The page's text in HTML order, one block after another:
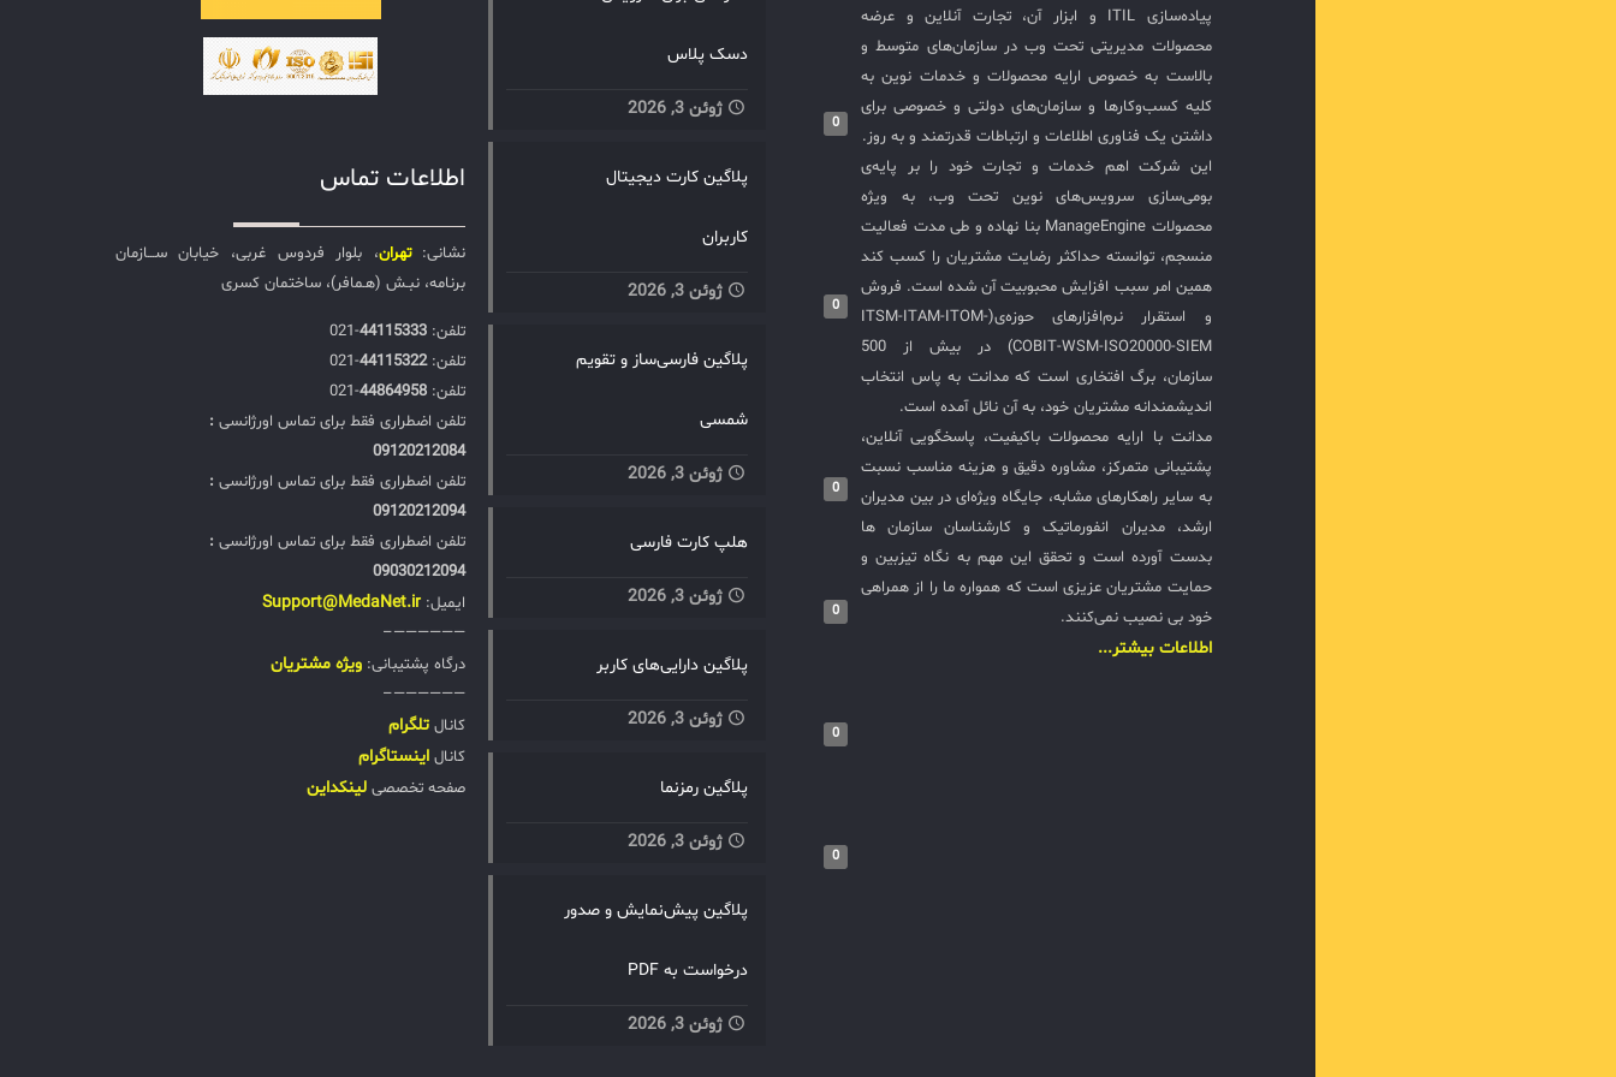
پیاده‌سازی ITIL و ابزار آن، تجارت آنلاین و عرضه
محصولات مدیریتی تحت وب در سازمان‌های متوسط و
بالاست به خصوص ارایه محصولات و خدمات نوین به
کلیه کسب‌وکارها و سازمان‌های دولتی و خصوصی برای
داشتن یک فناوری اطلاعات و ارتباطات قدرتمند و به روز.
این شرکت اهم خدمات و تجارت خود را بر پایه‌ی
بومی‌سازی سرویس‌های نوین تحت وب، به ویژه
محصولات ManageEngine بنا نهاده و طی مدت فعالیت
منسجم، توانسته حداکثر رضایت مشتریان را کسب کند
همین امر سبب افزایش محبوبیت آن شده است. فروش
و استقرار نرم‌افزارهای حوزه‌ی(ITSM-ITAM-ITOM-
COBIT-WSM-ISO20000-SIEM) در بیش از 500
سازمان، برگ افتخاری است که مدانت به پاس انتخاب
اندیشمندانه مشتریان خود، به آن نائل آمده است.
مدانت با ارایه محصولات باکیفیت، پاسخگویی آنلاین،
پشتیبانی متمرکز، مشاوره دقیق و هزینه مناسب نسبت
به سایر راهکارهای مشابه، جایگاه ویژه‌ای در بین مدیران
ارشد، مدیران انفورماتیک و کارشناسان سازمان ها
بدست آورده است و تحقق این مهم به نگاه تیزبین و
حمایت مشتریان عزیزی است که همواره ما را از همراهی
خود بی نصیب نمی‌کنند.
اطلاعات بیشتر...
دسک پلاس
ژوئن 3, 2026
0
پلاگین کارت دیجیتال
کاربران
ژوئن 3, 2026
0
پلاگین فارسی‌ساز و تقویم
شمسی
ژوئن 3, 2026
0
هلپ کارت فارسی
ژوئن 3, 2026
0
پلاگین دارایی‌های کاربر
ژوئن 3, 2026
0
پلاگین رمزنما
ژوئن 3, 2026
0
پلاگین پیش‌نمایش و صدور
درخواست به PDF
ژوئن 3, 2026
اطلاعات تماس
نشانی:تهران، بلوار فردوس غربی، خیابان ســـازمان
برنامه، نبـش (هـمافر)، ساختمان کسری
تلفن:‌ 44115333
-021
تلفن:‌44115322
-021
تلفن:‌ 44864958
-021
تلفن اضطراری فقط برای تماس اورژانسی :
09120212084
تلفن اضطراری فقط برای تماس اورژانسی :
09120212094
تلفن اضطراری فقط برای تماس اورژانسی :
09030212094
ایمیل: Support@MedaNet.ir
——————–
درگاه پشتیبانی: ويژه مشتریان
——————–
کانال تلگرام
کانال اینستاگرام
صفحه تخصصی لینکداین